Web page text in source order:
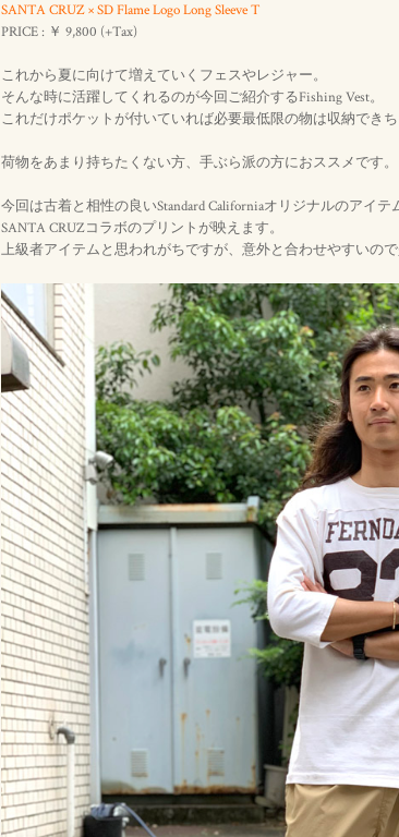
SANTA CRUZ × SD Flame Logo Long Sleeve T
PRICE : ￥ 9,800 (+Tax)
これから夏に向けて増えていくフェスやレジャー。
そんな時に活躍してくれるのが今回ご紹介するFishing Vest。
これだけポケットが付いていれば必要最低限の物は収納できち
荷物をあまり持ちたくない方、手ぶら派の方におススメです。
今回は古着と相性の良いStandard Californiaオリジナルのアイテ
SANTA CRUZコラボのプリントが映えます。
上級者アイテムと思われがちですが、意外と合わせやすいの